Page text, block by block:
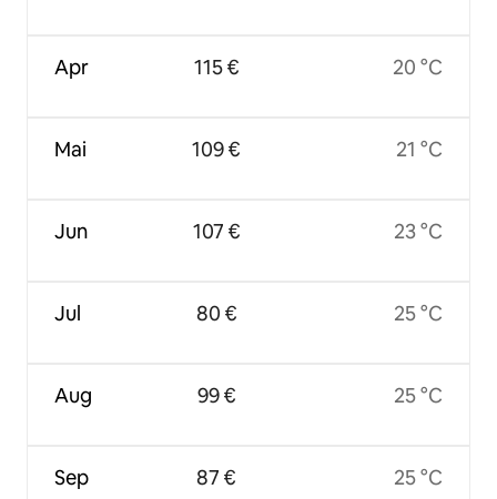
Apr
Mai
Jun
Jul
Aug
Sep
115 €
109 €
107 €
80 €
99 €
87 €
20 °C
21 °C
23 °C
25 °C
25 °C
25 °C